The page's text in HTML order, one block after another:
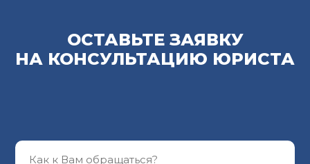
ОСТАВЬТЕ ЗАЯВКУ
НА КОНСУЛЬТАЦИЮ ЮРИСТА